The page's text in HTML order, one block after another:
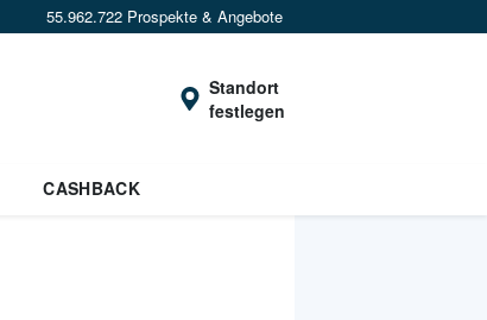
55.962.722 Prospekte & Angebote
Standort
festlegen
CASHBACK